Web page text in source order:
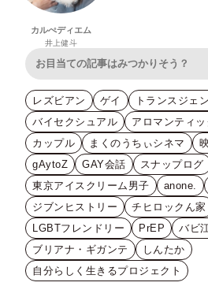
カルぺディエム
井上健斗
レズビアン ゲイ
トランスジェ
バイセクシュアル
アロマンティッ
カップル
まくのうちぃシネマ
gAytoZ
GAY会話 スナップログ
東京アイスクリーム男子
anone.
ジブンヒストリー
チヒロックん家
LGBTフレンドリー
PrEP
バビ
ブリアナ・ギガンテ
しんたか
自分らしく生きるプロジェクト